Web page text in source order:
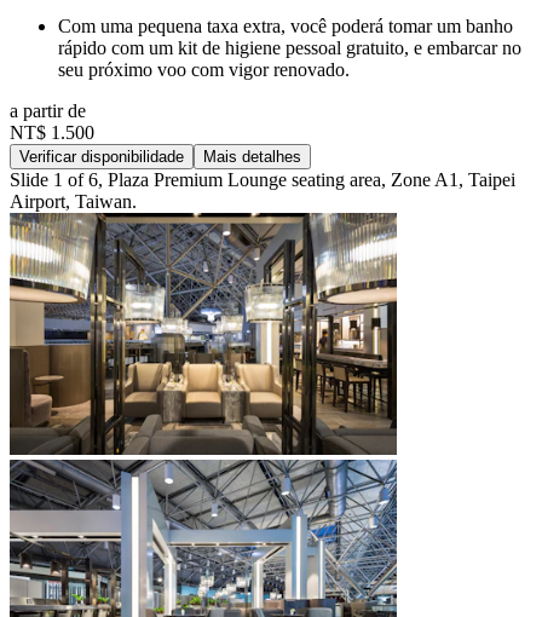
Com uma pequena taxa extra, você poderá tomar um banho
rápido com um kit de higiene pessoal gratuito, e embarcar no
seu próximo voo com vigor renovado.
a partir de
NT$ 1.500
Verificar disponibilidade Mais detalhes
Slide 1 of 6, Plaza Premium Lounge seating area, Zone A1, Taipei
Airport, Taiwan.